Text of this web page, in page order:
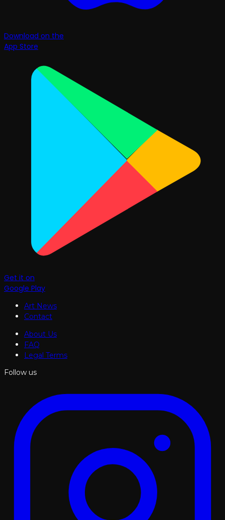
Download on the
App Store
Get it on
Google Play
Art News
Contact
About Us
FAQ
Legal Terms
Follow us